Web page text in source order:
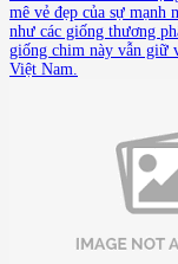
mê vẻ đẹp của sự mạnh
như các giống thương
giống chim này vẫn giữ
Việt Nam.